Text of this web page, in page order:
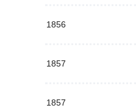
1856
1857
1857